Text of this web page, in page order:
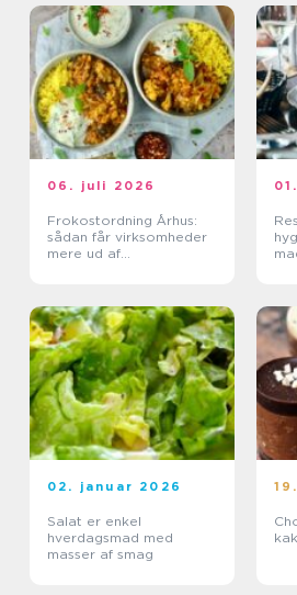
06. juli 2026
Frokostordning Århus:
sådan får virksomheder
mere ud af
02. januar 2026
Salat er enkel
hverdagsmad med
masser af smag